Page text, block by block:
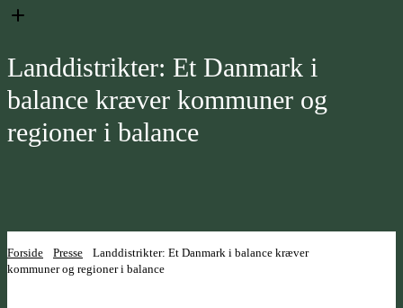
Landdistrikter: Et Danmark i
balance kræver kommuner og
regioner i balance
Forside Presse
Landdistrikter: Et Danmark i balance kræver
kommuner og regioner i balance